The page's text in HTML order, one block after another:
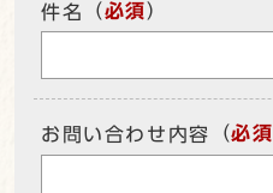
件名 （必須）
お問い合わせ内容 （必須